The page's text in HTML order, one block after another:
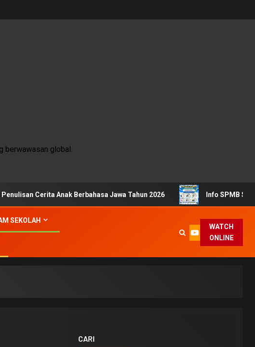
berwawasan global.
Anak Berbahasa Jawa Tahun 2026 Info SPMB SMKN 1
SEKOLAH
WATCH
ONLINE
CARI